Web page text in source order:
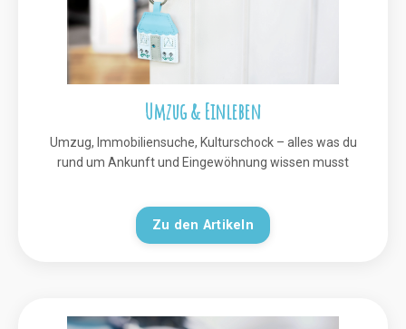
Umzug & Einleben
Umzug, Immobiliensuche, Kulturschock – alles was du
rund um Ankunft und Eingewöhnung wissen musst
Zu den Artikeln